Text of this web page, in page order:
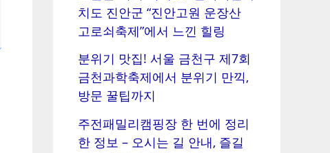
치도 진안군 “진안고원 운장산
고로쇠축제”에서 느낀 힐링
분위기 맛집! 서울 금천구 제7회
금천과학축제에서 분위기 만끽,
방문 꿀팁까지
주전패밀리캠핑장 한 번에 정리
한 정보 – 오시는 길 안내, 즐길